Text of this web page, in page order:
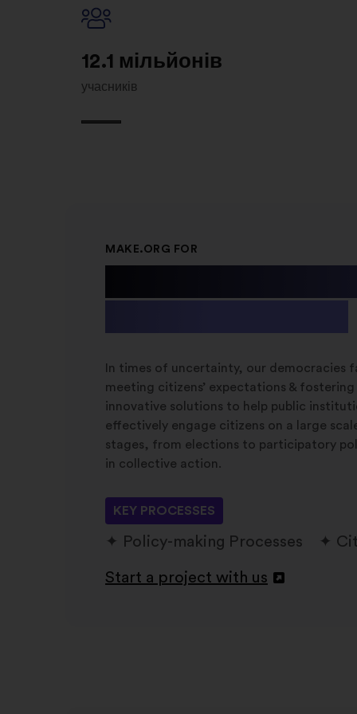
12.1 мільйонів
учасників
MAKE.ORG FOR
In times of uncertainty, our democracies
meeting citizens’ expectations &
innovative solutions to help public
effectively engage citizens on a large
stages, from elections to participatory
in collective action.
KEY PROCESSES
Policy-making Processes
Start a project with us
Відкрити